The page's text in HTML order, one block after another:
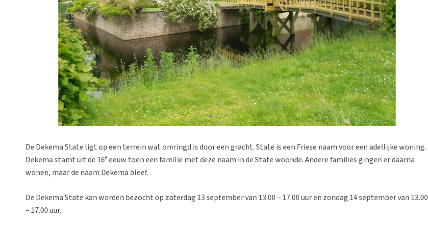
De Dekema State ligt op een terrein wat omringd is door een gracht. State is een Friese naam voor een adellijke woning.
Dekema stamt uit de 16e eeuw toen een familie met deze naam in de State woonde. Andere families gingen er daarna
wonen, maar de naam Dekema bleef.
De Dekema State kan worden bezocht op zaterdag 13 september van 13.00 – 17.00 uur en zondag 14 september van 13.00
– 17.00 uur.